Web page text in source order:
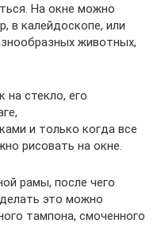
На окне можно
в калейдоскопе, или
животных,
на стекло, его
и только когда все
рисовать на окне.
рамы, после чего
это можно
тампона, смоченного